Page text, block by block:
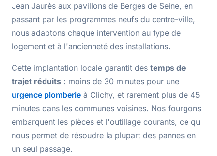
Jean Jaurès aux pavillons de Berges de Seine, en
passant par les programmes neufs du centre-ville,
nous adaptons chaque intervention au type de
logement et à l'ancienneté des installations.
Cette implantation locale garantit des temps de
trajet réduits : moins de 30 minutes pour une
urgence plomberie à Clichy, et rarement plus de 45
minutes dans les communes voisines. Nos fourgons
embarquent les pièces et l'outillage courants, ce qui
nous permet de résoudre la plupart des pannes en
un seul passage.